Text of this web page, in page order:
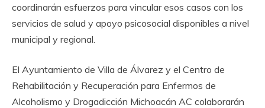
coordinarán esfuerzos para vincular esos casos con los
servicios de salud y apoyo psicosocial disponibles a nivel
municipal y regional.
El Ayuntamiento de Villa de Álvarez y el Centro de
Rehabilitación y Recuperación para Enfermos de
Alcoholismo y Drogadicción Michoacán AC colaborarán